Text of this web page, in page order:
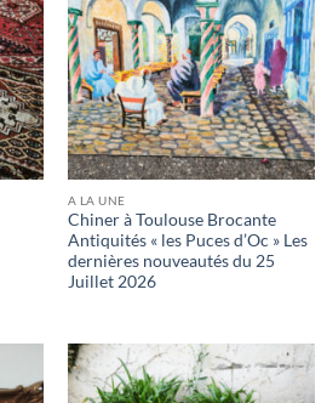
A LA UNE
Chiner à Toulouse Brocante
Antiquités « les Puces d’Oc » Les
dernières nouveautés du 25
Juillet 2026